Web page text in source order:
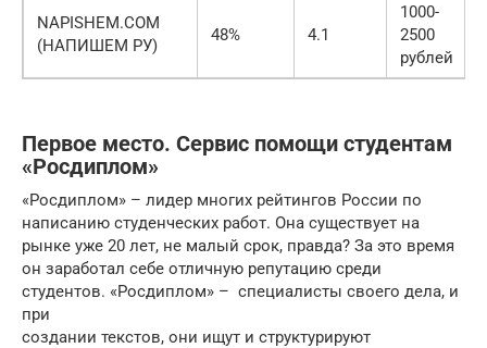
NAPISHEM.COM
(НАПИШЕМ РУ)
48% 4.1
1000-
2500
рублей
Первое место. Сервис помощи студентам
«Росдиплом»
«Росдиплом» – лидер многих рейтингов России по
написанию студенческих работ. Она существует на
рынке уже 20 лет, не малый срок, правда? За это время
он заработал себе отличную репутацию среди
студентов. «Росдиплом» – специалисты своего дела, и
при
создании текстов, они ищут и структурируют